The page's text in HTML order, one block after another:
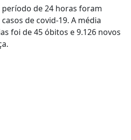
período de 24 horas foram
de covid-19. A média
foi de 45 óbitos e 9.126 novos